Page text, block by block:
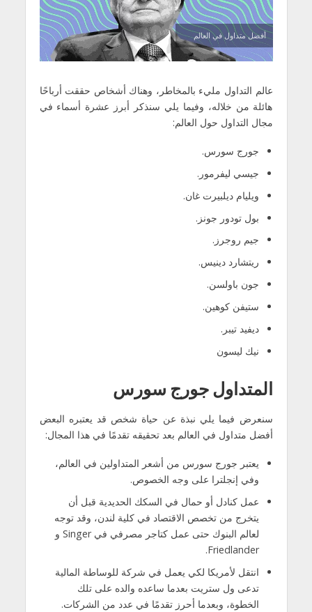
أفضل متداول في العالم
عالم التداول مليء بالمخاطر، وهناك أشخاص حققت أرباحًا
هائلة من خلاله، وفيما يلي سنذكر أبرز عشرة أسماء في
مجال التداول حول العالم:
جورج سورس.
جيسي ليفرمور.
ويليام ديلبيرت غان.
بول تودور جونز.
جيم روجرز.
ريتشارد دينيس.
جون باولسن.
ستيفن كوهين.
ديفيد تيبر.
نيك ليسون
المتداول جورج سورس
سنعرض فيما يلي نبذة عن حياة شخص قد يعتبره البعض
أفضل متداول في العالم بعد تحقيقه تقدمًا في هذا المجال:
يعتبر جورج سورس من أشعر المتداولين في العالم،
وفي إنجلترا على وجه الخصوص.
عمل كنادل أو حمال في السكك الحديدية قبل أن
يتخرج من تخصص الاقتصاد في كلية لندن، وقد توجه
لعالم البنوك حتى عمل كتاجر مصرفي في Singer و
Friedlander.
انتقل لأمريكا لكي يعمل في شركة للوساطة المالية
تدعى ول ستريت بعدما ساعده والده على تلك
الخطوة، وبعدما أحرز تقدمًا في عدد من الشركات.